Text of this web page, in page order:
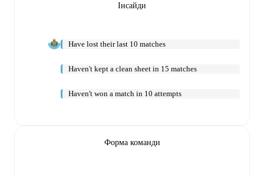
Інсайди
Have lost their last 10 matches
Haven't kept a clean sheet in 15 matches
Haven't won a match in 10 attempts
Форма команди